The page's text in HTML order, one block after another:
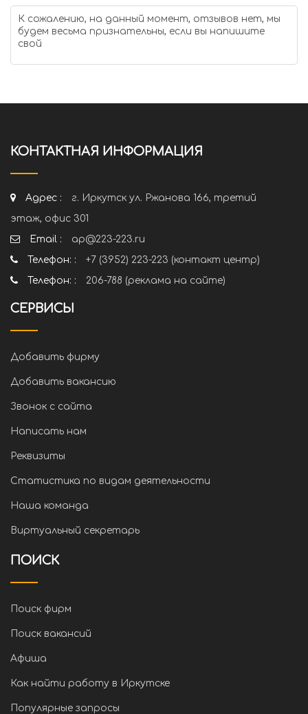
К сожалению, на данный момент, отзывов нет, мы
будем весьма признательны, если вы напишите
свой
КОНТАКТНАЯ ИНФОРМАЦИЯ
Адрес :
г. Иркутск ул. Ржанова 166, третий
этаж, офис 301
Email :
ap@223-223.ru
Телефон: :
+7 (3952) 223-223 (контакт центр)
Телефон: :
206-788 (реклама на сайте)
СЕРВИСЫ
Добавить фирму
Добавить вакансию
Звонок с сайта
Написать нам
Реквизиты
Статистика по видам деятельности
Наша команда
Виртуальный секретарь
ПОИСК
Поиск фирм
Поиск вакансий
Афиша
Как найти работу в Иркутске
Популярные запросы